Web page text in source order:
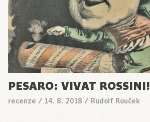
PESARO: VIVAT ROSSINI!
recenze / 14. 8. 2018 / Rudolf Rouček